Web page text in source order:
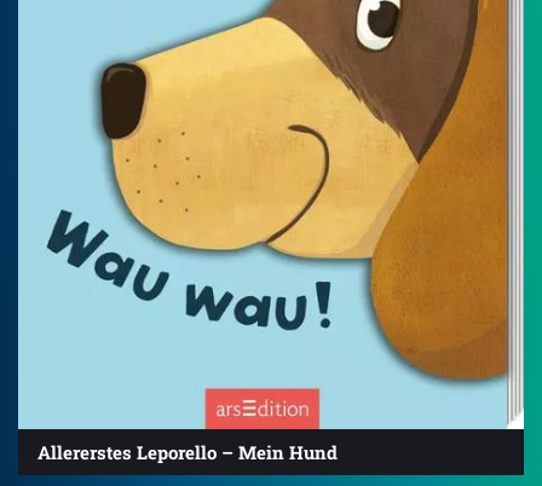
Allererstes Leporello – Mein Hund